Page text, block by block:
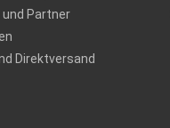
und Partner
Direktversand